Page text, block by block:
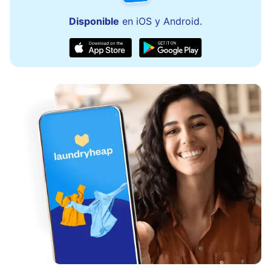
Disponible en iOS y Android.